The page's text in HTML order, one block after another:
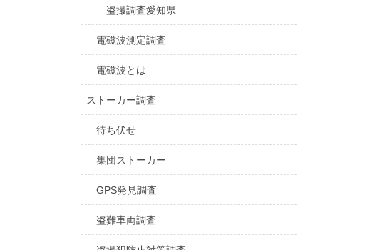
盗撮調査愛知県
電磁波測定調査
電磁波とは
ストーカー調査
待ち伏せ
集団ストーカー
GPS発見調査
盗難車両調査